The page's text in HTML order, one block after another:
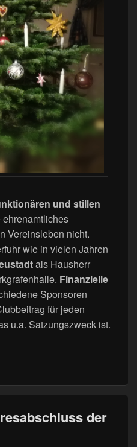
und stillen
Vereinsleben nicht.
wie in vielen Jahren
als Hausherr
Finanzielle
Sponsoren
für jeden
u.a. Satzungszweck ist.
der